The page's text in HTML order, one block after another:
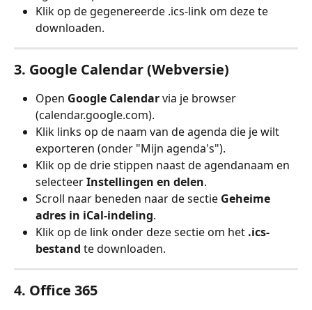
Klik op de gegenereerde .ics-link om deze te
downloaden.
3. Google Calendar (Webversie)
Open Google Calendar via je browser
(calendar.google.com).
Klik links op de naam van de agenda die je wilt
exporteren (onder "Mijn agenda's").
Klik op de drie stippen naast de agendanaam en
selecteer Instellingen en delen.
Scroll naar beneden naar de sectie Geheime
adres in iCal-indeling.
Klik op de link onder deze sectie om het .ics-
bestand te downloaden.
4. Office 365